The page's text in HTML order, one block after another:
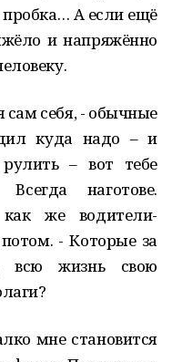
А если ещё
и напряжённо
сам себя, - обычные
куда надо – и
– вот тебе
наготове.
же водители-
- Которые за
всю жизнь свою
мне становится